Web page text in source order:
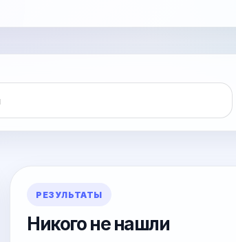
РЕЗУЛЬТАТЫ
Никого не нашли